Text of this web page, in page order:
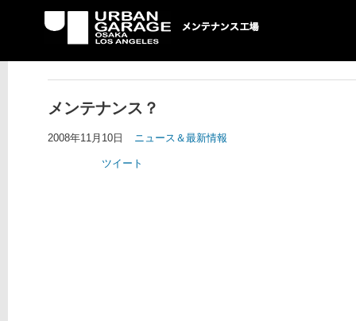
UG メンテナンス工場
メンテナンス？
2008年11月10日 ニュース＆最新情報
ツイート